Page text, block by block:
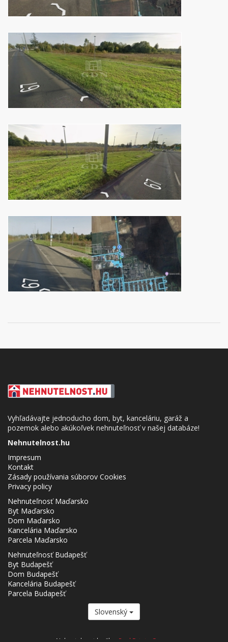
Vyhľadávajte jednoducho dom, byt, kanceláriu, garáž a
pozemok alebo akúkoľvek nehnuteľnosť v našej databáze!
Nehnutelnost.hu
Impresum
Kontakt
Zásady používania súborov Cookies
Privacy policy
Nehnuteľnosť Maďarsko
Byt Maďarsko
Dom Maďarsko
Kancelária Maďarsko
Parcela Maďarsko
Nehnuteľnosť Budapešť
Byt Budapešť
Dom Budapešť
Kancelária Budapešť
Parcela Budapešť
Slovenský
Nehnutelnost.hu člen Real Estate Group.